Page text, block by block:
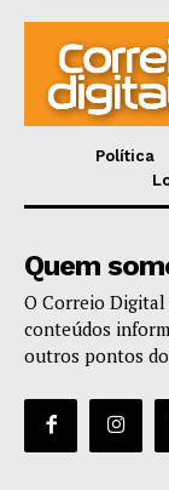
Política
Quem
O Correio Digital
conteúdos
outros pontos